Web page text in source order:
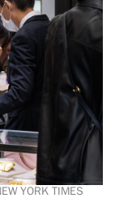
YORK TIMES